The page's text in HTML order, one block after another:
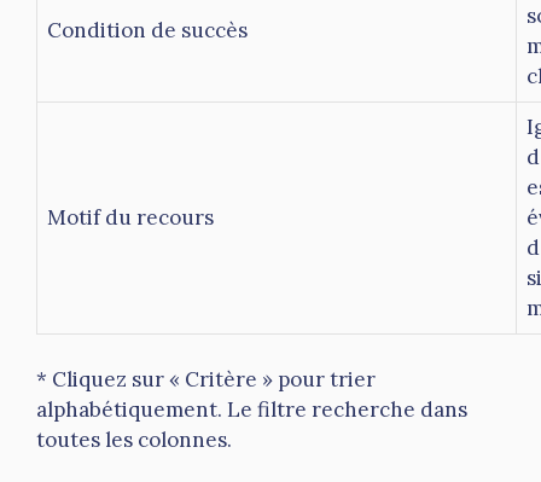
Condition de succès
Motif du recours
* Cliquez sur « Critère » pour trier
alphabétiquement. Le filtre recherche dans
toutes les colonnes.